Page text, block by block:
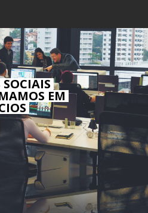
SOCIAIS
EM